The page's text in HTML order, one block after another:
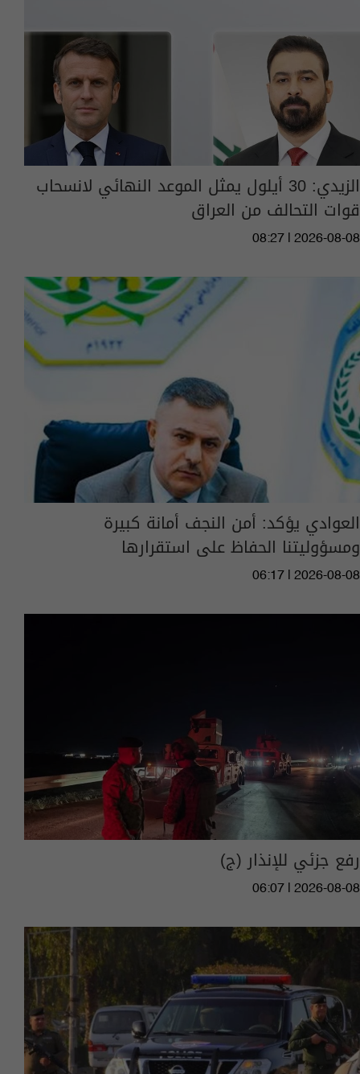
الزيدي: 30 أيلول يمثل الموعد النهائي لانسحاب
قوات التحالف من العراق
08:27 | 2026-08-08
العوادي يؤكد: أمن النجف أمانة كبيرة
ومسؤوليتنا الحفاظ على استقرارها
06:17 | 2026-08-08
رفع جزئي للإنذار (ج)
06:07 | 2026-08-08